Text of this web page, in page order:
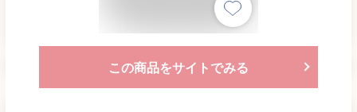
この商品をサイトでみる